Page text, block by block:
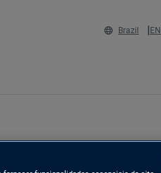
Brazil EN